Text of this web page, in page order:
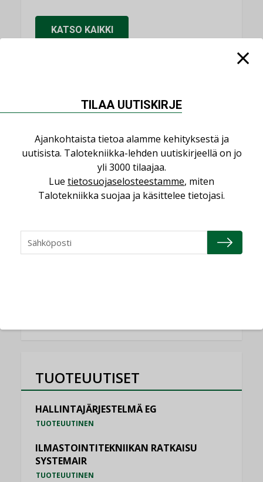
KATSO KAIKKI
NIMITYKSET
Consti
NIMITYKSET
Refair
NIMITYKSET
Schneider Electric
TUOTEUUTISET
HALLINTAJÄRJESTELMÄ EG
TUOTEUUTINEN
ILMASTOINTITEKNIIKAN RATKAISU
SYSTEMAIR
TUOTEUUTINEN
TILAA UUTISKIRJE
Ajankohtaista tietoa alamme kehityksestä ja
uutisista. Talotekniikka-lehden uutiskirjeellä on jo
yli 3000 tilaajaa.
Lue tietosuojaselosteestamme, miten
Talotekniikka suojaa ja käsittelee tietojasi.